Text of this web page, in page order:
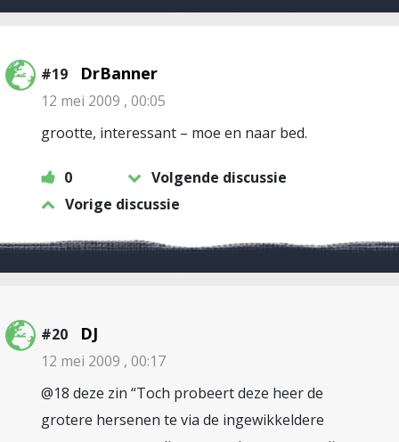
#19 DrBanner
12 mei 2009 , 00:05
grootte, interessant – moe en naar bed.
0
Volgende discussie
Vorige discussie
#20 DJ
12 mei 2009 , 00:17
@18 deze zin “Toch probeert deze heer de
grotere hersenen te via de ingewikkeldere